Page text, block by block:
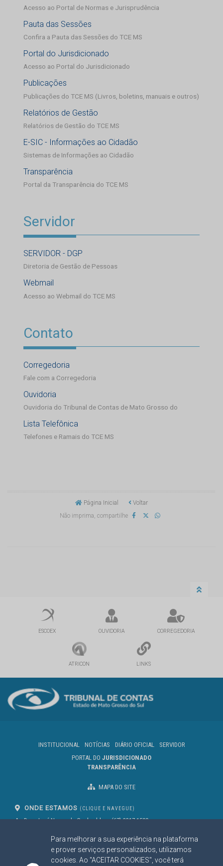
Para melhorar a sua experiência na plataforma
e prover serviços personalizados, utilizamos
cookies. Ao "ACEITAR COOKIES", você terá
Acesso ao Portal de Normas e Jurisprudência
Pauta das Sessões
Confira a Pauta das Sessões do TCE MS
Portal do Jurisdicionado
Acesso ao Portal do Jurisdicionado
Publicações
Publicações do TCE MS (Livros, boletins, manuais e outros)
Relatórios de Gestão
Relatórios de Gestão do TCE MS
E-SIC - Informações ao Cidadão
Sistemas de Informações ao Cidadão
Transparência
Portal da Transparência do TCE MS
Servidor
SERVIDOR - DGP
Diretoria de Gestão de Pessoas
Webmail
Acesso ao Webmail do TCE MS
Contato
Corregedoria
Fale com a Corregedoria
Ouvidoria
Ouvidoria do Tribunal de Contas de Mato Grosso do
Lista Telefônica
Telefones e Ramais do TCE MS
Página Inicial
Voltar
Não imprima, compartilhe
ESCOEX OUVIDORIA CORREGEDORIA
ATRICON LINKS
INSTITUCIONAL NOTÍCIAS DIÁRIO OFICIAL
SERVIDOR
PORTAL DO JURISDICIONADO
TRANSPARÊNCIA
MAPA DO SITE
ONDE ESTAMOS (CLIQUE E NAVEGUE)
Av. Des. José Nunes da Cunha, bloco
Campo Grande/MS
CEP: 79031-310
(67) 3317-1500